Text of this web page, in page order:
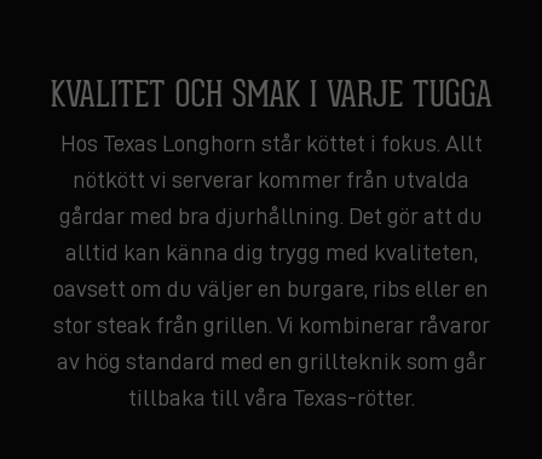
KVALITET OCH SMAK I VARJE TUGGA
Hos Texas Longhorn står köttet i fokus. Allt
nötkött vi serverar kommer från utvalda
gårdar med bra djurhållning. Det gör att du
alltid kan känna dig trygg med kvaliteten,
oavsett om du väljer en burgare, ribs eller en
stor steak från grillen. Vi kombinerar råvaror
av hög standard med en grillteknik som går
tillbaka till våra Texas-rötter.